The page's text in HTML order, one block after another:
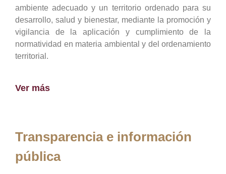
ambiente adecuado y un territorio ordenado para su
desarrollo, salud y bienestar, mediante la promoción y
vigilancia de la aplicación y cumplimiento de la
normatividad en materia ambiental y del ordenamiento
territorial.
Ver más
Transparencia e información
pública